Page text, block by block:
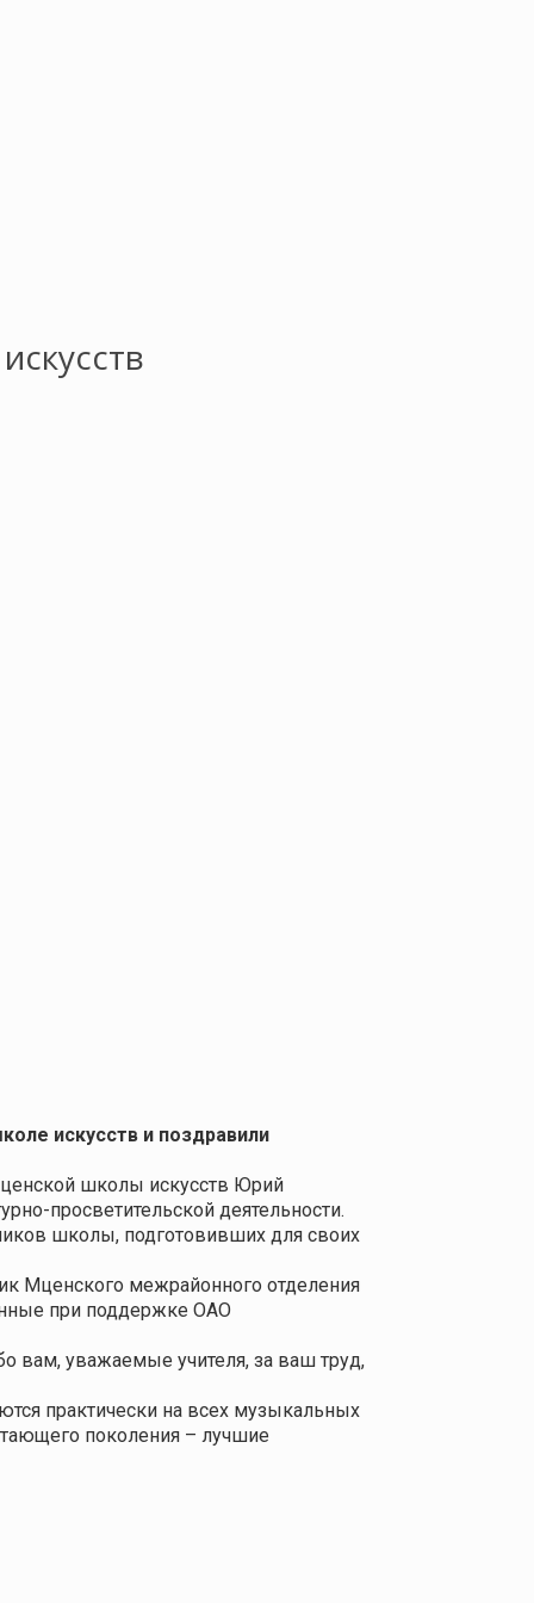
искусств и поздравили
школы искусств Юрий
просветительской деятельности.
школы, подготовивших для своих
Мценского межрайонного отделения
при поддержке ОАО
вам, уважаемые учителя, за ваш труд,
практически на всех музыкальных
поколения – лучшие